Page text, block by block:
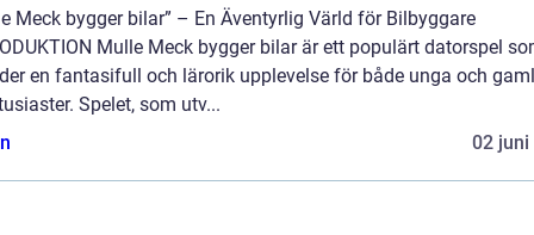
Meck bygger bilar” – En Äventyrlig Värld för Bilbyggare
Mulle Meck bygger bilar är ett populärt datorspel
en fantasifull och lärorik upplevelse för både unga och
Spelet, som utv...
02 juni